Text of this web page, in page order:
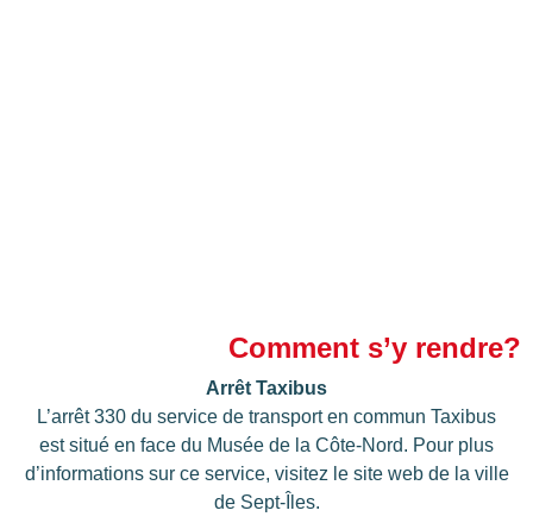
Comment s’y rendre?
Arrêt Taxibus
L’arrêt 330 du service de transport en commun Taxibus
est situé en face du Musée de la Côte-Nord. Pour plus
d’informations sur ce service, visitez le site web de la ville
de Sept-Îles.